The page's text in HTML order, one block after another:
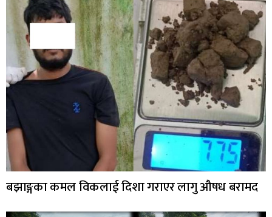
बझाङ्गका कमल विकलाई दिशा गराएर लागु औषध बरामद